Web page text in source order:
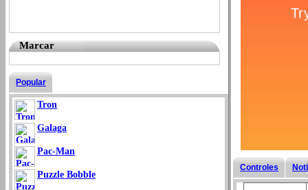
Marcar
Popular
Tron
Galaga
Pac-Man
Puzzle Bobble
Controles